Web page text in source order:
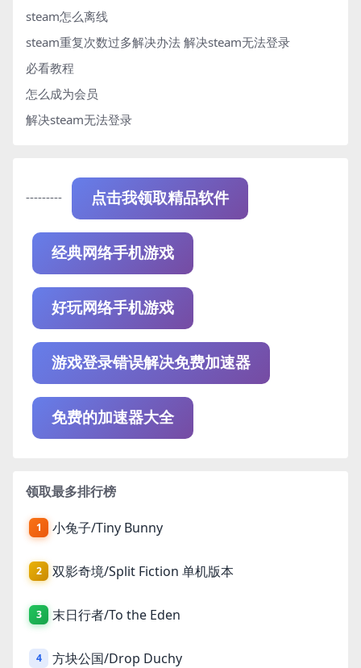
steam怎么离线
steam重复次数过多解决办法 解决steam无法登录
必看教程
怎么成为会员
解决steam无法登录
--------- 点击我领取精品软件
经典网络手机游戏
好玩网络手机游戏
游戏登录错误解决免费加速器
免费的加速器大全
领取最多排行榜
1 小兔子/Tiny Bunny
2 双影奇境/Split Fiction 单机版本
3 末日行者/To the Eden
4 方块公国/Drop Duchy